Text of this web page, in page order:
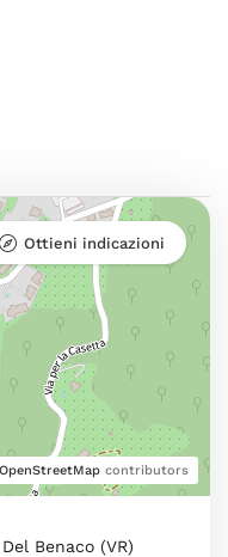
OpenStreetMap contributors
Ottieni indicazioni
Benaco (VR)